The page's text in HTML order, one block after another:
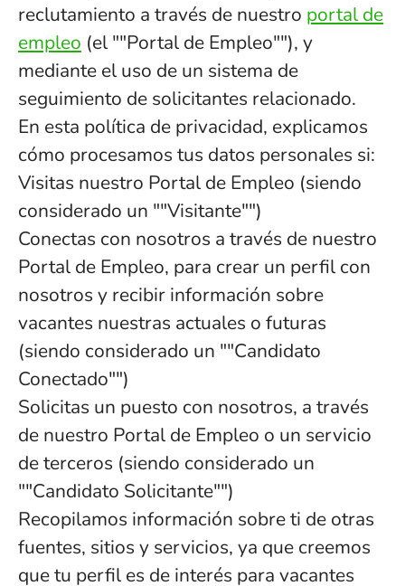
reclutamiento a través de nuestro portal de
empleo (el ""Portal de Empleo""), y
mediante el uso de un sistema de
seguimiento de solicitantes relacionado.
En esta política de privacidad, explicamos
cómo procesamos tus datos personales si:
Visitas nuestro Portal de Empleo (siendo
considerado un ""Visitante"")
Conectas con nosotros a través de nuestro
Portal de Empleo, para crear un perfil con
nosotros y recibir información sobre
vacantes nuestras actuales o futuras
(siendo considerado un ""Candidato
Conectado"")
Solicitas un puesto con nosotros, a través
de nuestro Portal de Empleo o un servicio
de terceros (siendo considerado un
""Candidato Solicitante"")
Recopilamos información sobre ti de otras
fuentes, sitios y servicios, ya que creemos
que tu perfil es de interés para vacantes